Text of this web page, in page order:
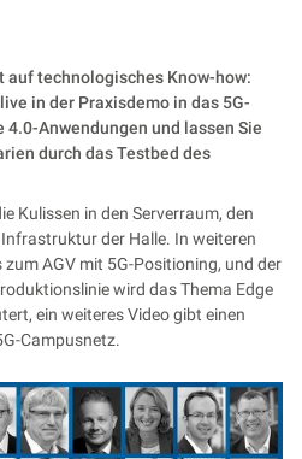
technologisches Know-how:
in der Praxisdemo in das 5G-
Anwendungen und lassen Sie
durch das Testbed des
Kulissen in den Serverraum, den
Infrastruktur der Halle. In weiteren
AGV mit 5G-Positioning, und der
wird das Thema Edge
ein weiteres Video gibt einen
Campusnetz.